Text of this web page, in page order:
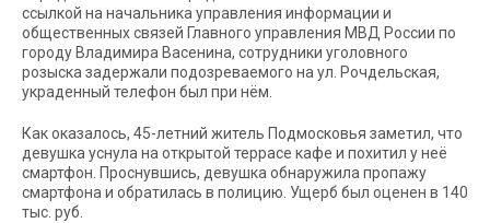
ссылкой на начальника управления информации и
общественных связей Главного управления МВД России по
городу Владимира Васенина, сотрудники уголовного
розыска задержали подозреваемого на ул. Рочдельская,
украденный телефон был при нём.
Как оказалось, 45-летний житель Подмосковья заметил, что
девушка уснула на открытой террасе кафе и похитил у неё
смартфон. Проснувшись, девушка обнаружила пропажу
смартфона и обратилась в полицию. Ущерб был оценен в 140
тыс. руб.